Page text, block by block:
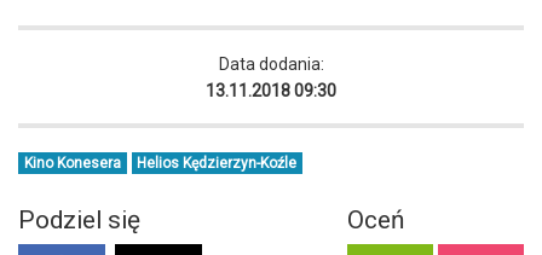
Data dodania:
13.11.2018 09:30
Kino Konesera Helios Kędzierzyn-Koźle
Podziel się Oceń